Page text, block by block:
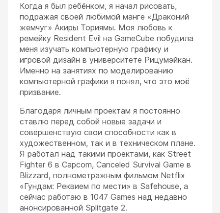
Когда я был ребёнком, я начал рисовать,
подражая своей любимой манге «Драконий
жемчуг» Акиры Ториямы. Моя любовь к
ремейку Resident Evil на GameCube побудила
меня изучать компьютерную графику и
игровой дизайн в университете Рицумэйкан.
Именно на занятиях по моделированию
компьютерной графики я понял, что это моё
призвание.
Благодаря личным проектам я постоянно
ставлю перед собой новые задачи и
совершенствую свои способности как в
художественном, так и в техническом плане.
Я работал над такими проектами, как Street
Fighter 6 в Capcom, Canceled Survival Game в
Blizzard, полнометражным фильмом Netflix
«Гундам: Реквием по мести» в Safehouse, а
сейчас работаю в 1047 Games над недавно
анонсированной Splitgate 2.